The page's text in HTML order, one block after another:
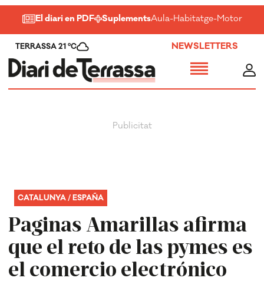
El diari en PDF SuplementsAula-Habitatge-Motor-
TERRASSA 21 ºC NEWSLETTERS
Paginas Amarillas afirma
que el reto de las pymes es
el comercio electrónico
CATALUNYA / ESPAÑA